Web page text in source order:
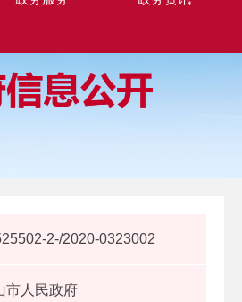
2-/2020-0323002
市人民政府